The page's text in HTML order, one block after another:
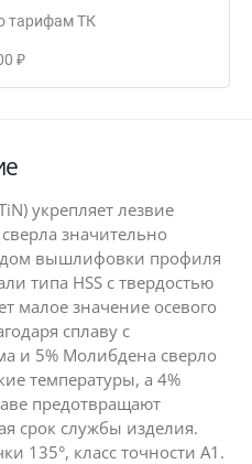
тарифам ТК
₽
укрепляет лезвие
значительно
вышлифовки профиля
типа HSS с твердостью
малое значение осевого
сплаву с
и 5% Молибдена сверло
температуры, а 4%
предотвращают
срок службы изделия.
135°, класс точности А1.